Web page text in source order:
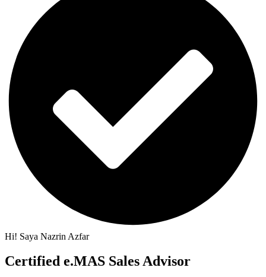
Hi! Saya Nazrin Azfar
Certified e.MAS Sales Advisor